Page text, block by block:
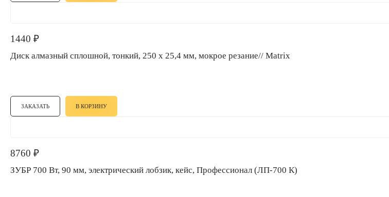
1440 ₽
Диск алмазный сплошной, тонкий, 250 х 25,4 мм, мокрое резание// Matrix
ЗАКАЗАТЬ В КОРЗИНУ
8760 ₽
ЗУБР 700 Вт, 90 мм, электрический лобзик, кейс, Профессионал (ЛП-700 К)